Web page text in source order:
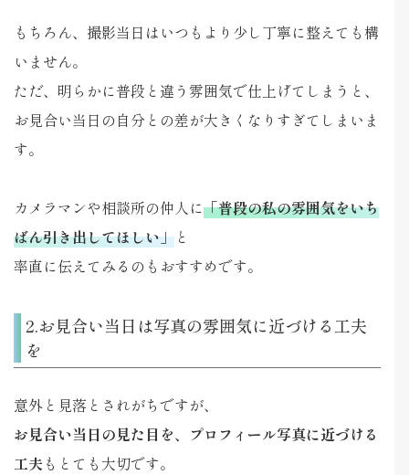
もちろん、撮影当日はいつもより少し丁寧に整えても構
いません。
ただ、明らかに普段と違う雰囲気で仕上げてしまうと、
お見合い当日の自分との差が大きくなりすぎてしまいま
す。
カメラマンや相談所の仲人に「普段の私の雰囲気をいち
ばん引き出してほしい」 と
率直に伝えてみるのもおすすめです。
2.お見合い当日は写真の雰囲気に近づける工夫
を
意外と見落とされがちですが、
お見合い当日の見た目を、プロフィール写真に近づける
工夫もとても大切です。